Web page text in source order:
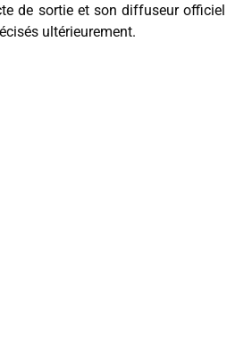
de sortie et son diffuseur officiel
ultérieurement.